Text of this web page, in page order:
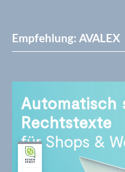
Empfehlung: AVALEX